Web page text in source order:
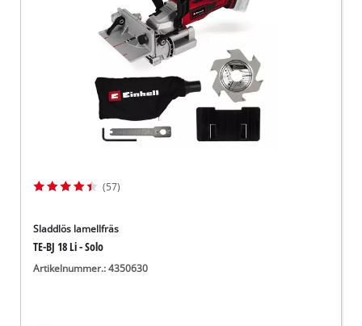
(57)
Sladdlös lamellfräs
TE-BJ 18 Li - Solo
Artikelnummer.: 4350630